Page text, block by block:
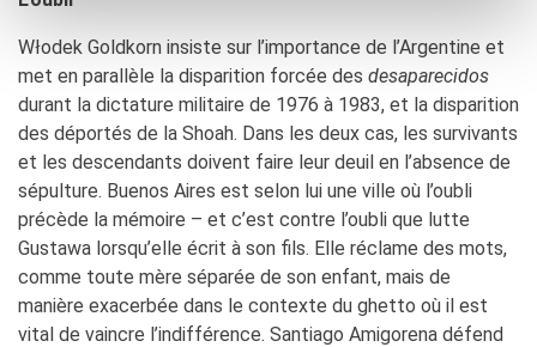
Włodek Goldkorn insiste sur l’importance de l’Argentine et
met en parallèle la disparition forcée des desaparecidos
durant la dictature militaire de 1976 à 1983, et la disparition
des déportés de la Shoah. Dans les deux cas, les survivants
et les descendants doivent faire leur deuil en l’absence de
sépulture. Buenos Aires est selon lui une ville où l’oubli
précède la mémoire – et c’est contre l’oubli que lutte
Gustawa lorsqu’elle écrit à son fils. Elle réclame des mots,
comme toute mère séparée de son enfant, mais de
manière exacerbée dans le contexte du ghetto où il est
vital de vaincre l’indifférence. Santiago Amigorena défend